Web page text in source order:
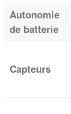
Autonomie
de batterie
Capteurs